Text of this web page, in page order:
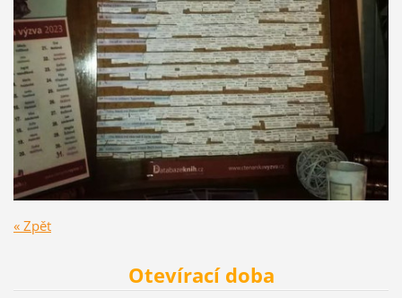
« Zpět
Otevírací doba